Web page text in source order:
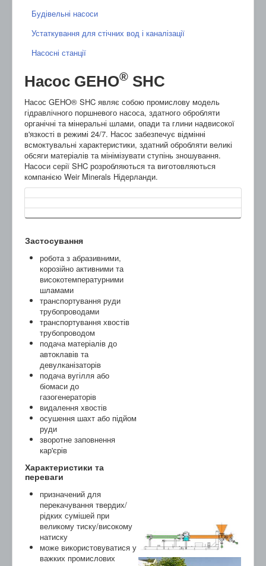
Будівельні насоси
Устаткування для стічних вод і каналізації
Насосні станції
Насос GEHO® SHC
Насос GEHO® SHC являє собою промислову модель
гідравлічного поршневого насоса, здатного обробляти
органічні та мінеральні шлами, опади та глини надвисокої
в'язкості в режимі 24/7. Насос забезпечує відмінні
всмоктувальні характеристики, здатний обробляти великі
обсяги матеріалів та мінімізувати ступінь зношування.
Насоси серії SHC розробляються та виготовляються
компанією Weir Minerals Нідерланди.
Застосування
робота з абразивними,
корозійно активними та
високотемпературними
шламами
транспортування руди
трубопроводами
транспортування хвостів
трубопроводом
подача матеріалів до
автоклавів та
девулканізаторів
подача вугілля або
біомаси до
газогенераторів
видалення хвостів
осушення шахт або підйом
руди
зворотне заповнення
кар'єрів
Характеристики та
переваги
призначений для
перекачування твердих/
рідких сумішей при
великому тиску/високому
натиску
може використовуватися у
важких промислових